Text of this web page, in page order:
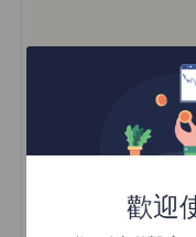
歡迎